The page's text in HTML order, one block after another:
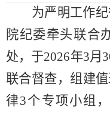
为严明工作
院纪委牵头联合
处，于2026年3月
联合督查，组建
律3个专项小组